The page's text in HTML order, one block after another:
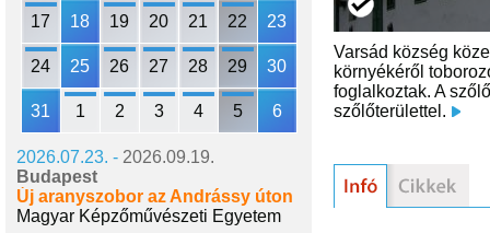
17 18 19 20 21 22 23
24 25 26 27 28 29 30
31 1 2 3 4 5 6
2026.07.23. - 2026.09.19.
Budapest
Új aranyszobor az Andrássy úton
Magyar Képzőművészeti Egyetem
Varsád község
környékéről
foglalkoztak. A
szőlőterülettel.